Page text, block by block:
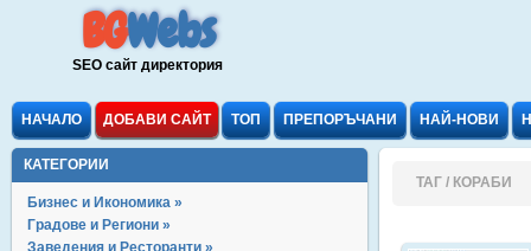
BGWebs
SEO сайт директория
НАЧАЛО ДОБАВИ САЙТ ТОП ПРЕПОРЪЧАНИ НАЙ-НОВИ
КАТЕГОРИИ
Бизнес и Икономика »
Градове и Региони »
Заведения и Ресторанти »
ТАГ / КОРАБИ